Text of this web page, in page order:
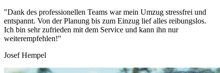
"Dank des professionellen Teams war mein Umzug stressfrei und
entspannt. Von der Planung bis zum Einzug lief alles reibungslos.
Ich bin sehr zufrieden mit dem Service und kann ihn nur
weiterempfehlen!"
Josef Hempel